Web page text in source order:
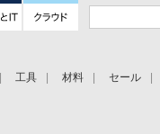
工具 材料 セール